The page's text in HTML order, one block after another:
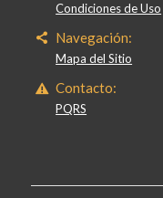
Condiciones de Uso
Navegación:
Mapa del Sitio
Contacto:
PQRS